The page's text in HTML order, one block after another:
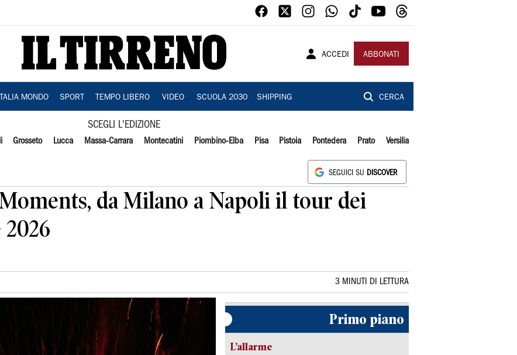
ACCEDI ABBONATI
MONDO SPORT TEMPO LIBERO VIDEO SCUOLA 2030 SHIPPING CERCA
SCEGLI L'EDIZIONE
Grosseto Lucca Massa-Carrara Montecatini Piombino-Elba Pisa Pistoia Pontedera Prato Versilia
SEGUICI SU DISCOVER
da Milano a Napoli il tour dei
2026
3 MINUTI DI LETTURA
Primo piano
L’allarme